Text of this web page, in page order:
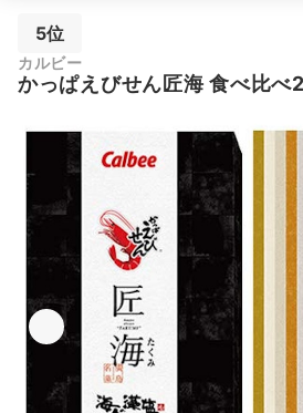
5位
カルビー
かっぱえびせん匠海 食べ比べ